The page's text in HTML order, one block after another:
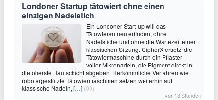
Londoner Startup tätowiert ohne einen
einzigen Nadelstich
Ein Londoner Start-up will das
Tätowieren neu erfinden, ohne
Nadelstiche und ohne die Wartezeit einer
klassischen Sitzung. CipherX ersetzt die
Tätowiermaschine durch ein Pflaster
voller Mikronadeln, die Pigment direkt in
die oberste Hautschicht abgeben. Herkömmliche Verfahren wie
robotergestützte Tätowiermaschinen setzen weiterhin auf
klassische Nadeln, […] (00)
vor 13 Stunden